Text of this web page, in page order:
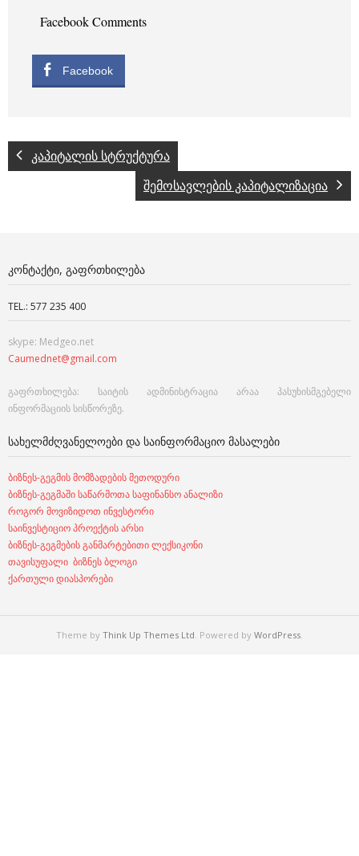
Facebook Comments
Facebook
კაპიტალის სტრუქტურა
შემოსავლების კაპიტალიზაცია
ᲙᲝᲜᲢᲐᲥᲢᲘ, ᲒᲐᲤᲠᲗᲮᲘᲚᲔᲑᲐ
TEL.: 577 235 400
skype: Medgeo.net
Caumednet@gmail.com
გაფრთხილება: საიტის ადმინისტრაცია არაა პასუხისმგებელი
ინფორმაციის სისწორეზე.
ᲡᲐᲮᲔᲚᲛᲫᲦᲕᲐᲜᲔᲚᲝᲔᲑᲘ ᲓᲐ ᲡᲐᲘᲜᲤᲝᲠᲛᲐᲪᲘᲝ ᲛᲐᲡᲐᲚᲔᲑᲘ
ბიზნეს-გეგმის მომზადების მეთოდური
ბიზნეს-გეგმაში საწარმოთა საფინანსო ანალიზი
როგორ მოვიზიდოთ ინვესტორი
საინვესტიციო პროექტის არსი
ბიზნეს-გეგმების განმარტებითი ლექსიკონი
თავისუფალი ბიზნეს ბლოგი
ქართული დიასპორები
Theme by Think Up Themes Ltd . Powered by WordPress